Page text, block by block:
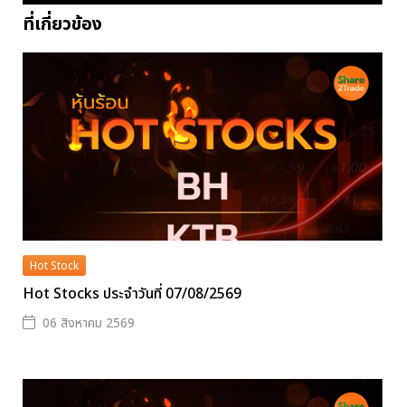
ที่เกี่ยวข้อง
Hot Stock
Hot Stocks ประจำวันที่ 07/08/2569
06 สิงหาคม 2569